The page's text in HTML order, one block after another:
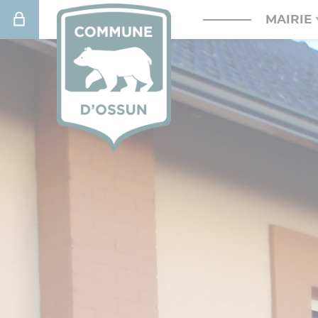
MAIRIE